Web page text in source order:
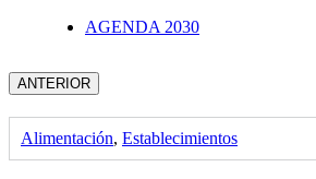
AGENDA 2030
ANTERIOR
Alimentación, Establecimientos